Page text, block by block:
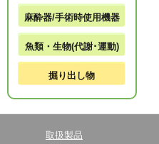
麻酔器/手術時使用機器
魚類・生物(代謝･運動)
掘り出し物
取扱製品